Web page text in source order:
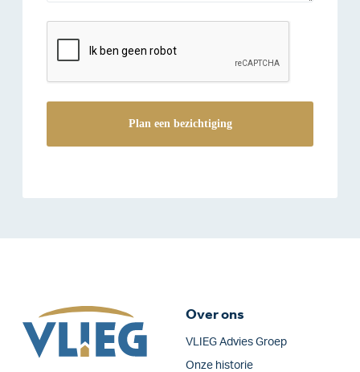
Over ons
VLIEG Advies Groep
Onze historie